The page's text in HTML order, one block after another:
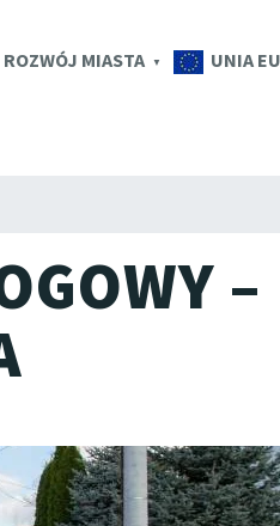
ROZWÓJ MIASTA UNIA
–